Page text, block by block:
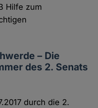
Hilfe zum
– Die
des 2. Senats
durch die 2.